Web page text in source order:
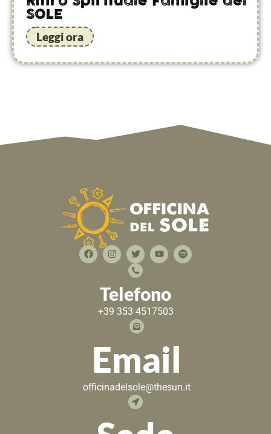
SOLE
Leggi ora
Telefono
+39 353 4517503
Email
officinadelsole@thesun.it